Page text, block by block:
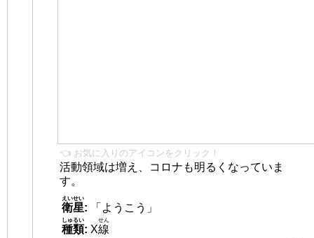
👈 お気に入りのアイコンをクリック！
活動領域は増え、コロナも明るくなっていま
す。
衛星
えいせい
:
「ようこう」
種類
しゅるい
: X線
せん